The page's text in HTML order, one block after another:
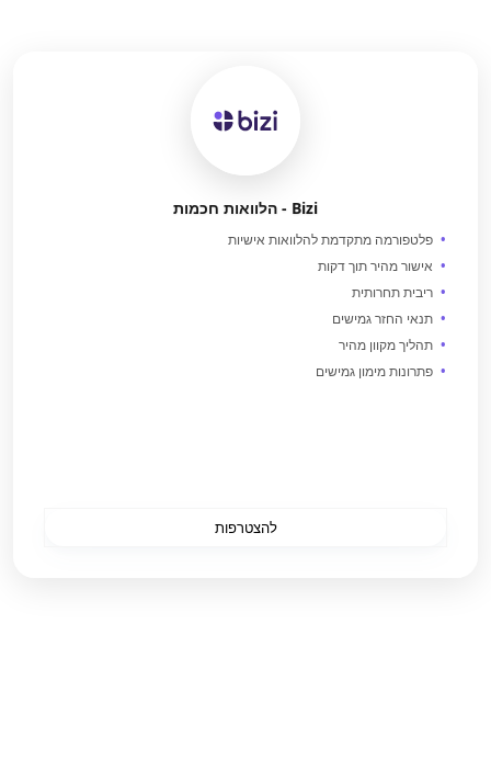
Bizi - הלוואות חכמות
פלטפורמה מתקדמת להלוואות אישיות
אישור מהיר תוך דקות
ריבית תחרותית
תנאי החזר גמישים
תהליך מקוון מהיר
פתרונות מימון גמישים
להצטרפות